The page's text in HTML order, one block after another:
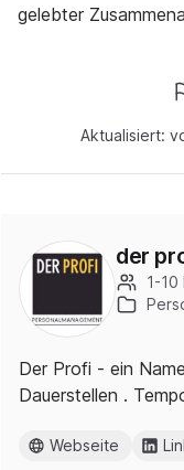
gelebter
Aktualisiert:
der
1-
Der Profi - ein
Dauerstellen .
Webseite